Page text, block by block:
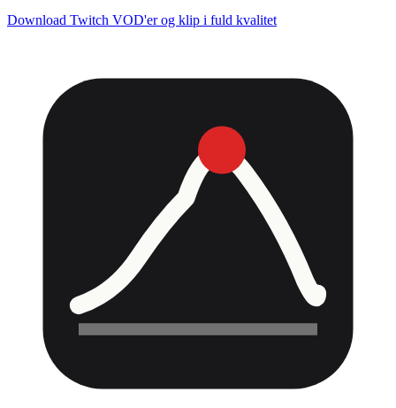
Download Twitch VOD'er og klip i fuld kvalitet